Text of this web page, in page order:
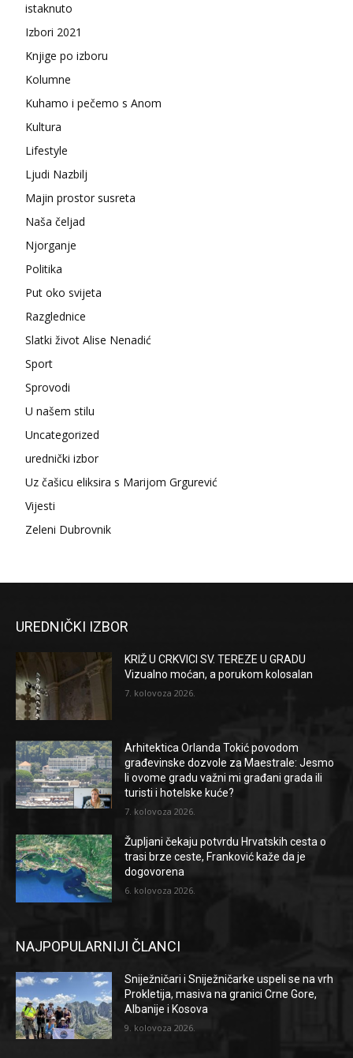
istaknuto
Izbori 2021
Knjige po izboru
Kolumne
Kuhamo i pečemo s Anom
Kultura
Lifestyle
Ljudi Nazbilj
Majin prostor susreta
Naša čeljad
Njorganje
Politika
Put oko svijeta
Razglednice
Slatki život Alise Nenadić
Sport
Sprovodi
U našem stilu
Uncategorized
urednički izbor
Uz čašicu eliksira s Marijom Grgurević
Vijesti
Zeleni Dubrovnik
UREDNIČKI IZBOR
KRIŽ U CRKVICI SV. TEREZE U GRADU
Vizualno moćan, a porukom kolosalan
7. kolovoza 2026.
Arhitektica Orlanda Tokić povodom
građevinske dozvole za Maestrale: Jesmo
li ovome gradu važni mi građani grada ili
turisti i hotelske kuće?
7. kolovoza 2026.
Župljani čekaju potvrdu Hrvatskih cesta o
trasi brze ceste, Franković kaže da je
dogovorena
6. kolovoza 2026.
NAJPOPULARNIJI ČLANCI
Sniježničari i Sniježničarke uspeli se na vrh
Prokletija, masiva na granici Crne Gore,
Albanije i Kosova
9. kolovoza 2026.